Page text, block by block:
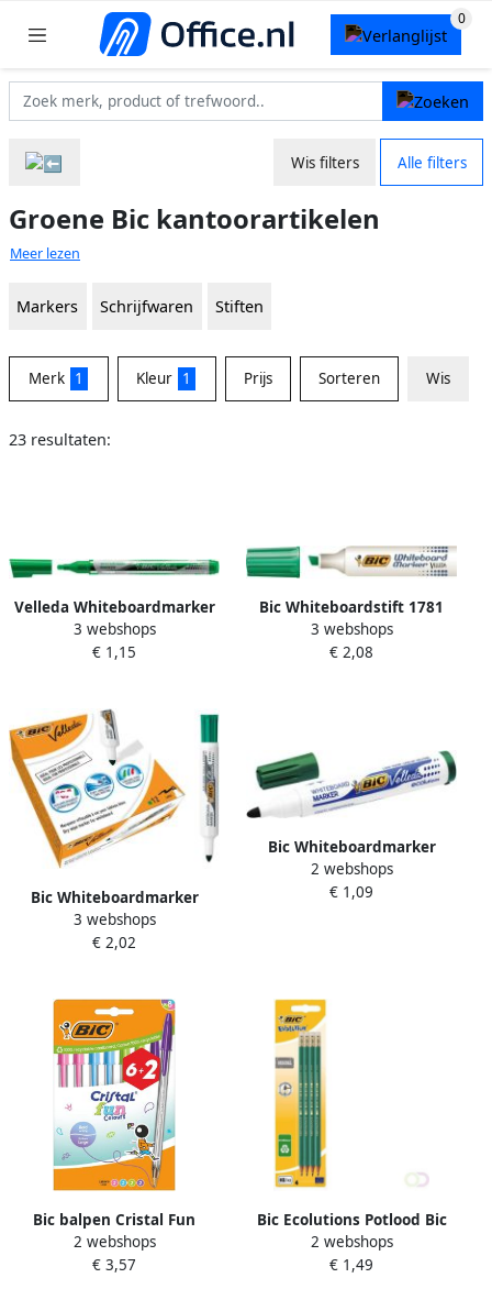
Wis filters Alle filters
Groene Bic kantoorartikelen
Meer lezen
Markers Schrijfwaren Stiften
Merk 1 Kleur 1 Prijs Sorteren Wis
23 resultaten:
Velleda Whiteboardmarker
Liquid Ink Pocket groen 12
stuks
3 webshops
€ 1,15
Bic Whiteboardstift 1781
groen schuine punt 3.2-
5.5mm
3 webshops
€ 2,08
Bic Whiteboardmarker
Velleda 1711 rond large
groen
3 webshops
€ 2,02
Bic Whiteboardmarker
Velleda 1701 rond large
groen
2 webshops
€ 1,09
Bic balpen Cristal Fun
geassorteerde kleuren etui
van 6 + 2 gratis
2 webshops
€ 3,57
Bic Ecolutions Potlood Bic
Evolution ecolutions
zeshoekig HB met gumtop
2 webshops
€ 1,49